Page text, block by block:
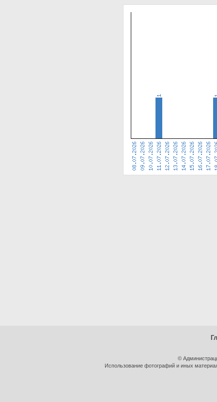
©
Использование фотографий и иных